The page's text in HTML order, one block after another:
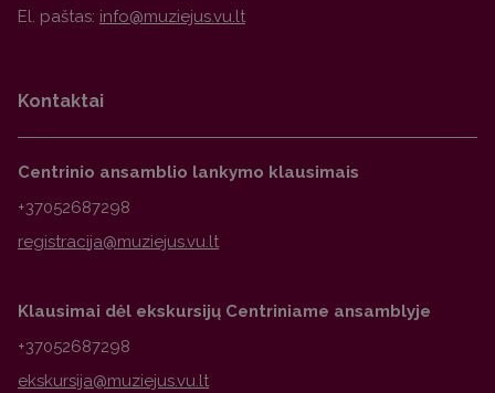
El. paštas:
Kontaktai
Centrinio ansamblio lankymo klausimais
+37052687298
Klausimai dėl ekskursijų Centriniame ansamblyje
+37052687298